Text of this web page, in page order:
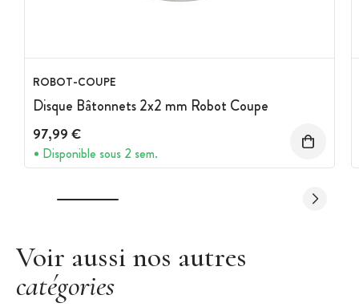
ROBOT-COUPE
Disque Bâtonnets 2x2 mm Robot Coupe
97,99 €
Disponible sous 2 sem.
Voir aussi nos autres
catégories